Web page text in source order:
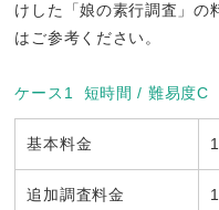
けした「娘の素行調査」の
はご参考ください。
ケース1 短時間 / 難易度C
基本料金
追加調査料金